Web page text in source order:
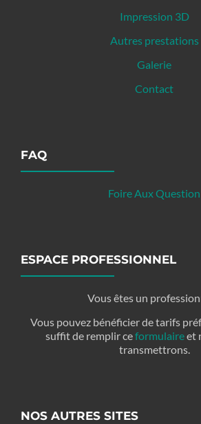
Impression 3D
Autres prestations
Galerie
Contact
FAQ
Foire Aux Question
ESPACE PROFESSIONNEL
Vous êtes un
Vous pouvez bénéficier de tarifs
suffit de remplir ceformulaireet
transmettrons.
NOS AUTRES SITES